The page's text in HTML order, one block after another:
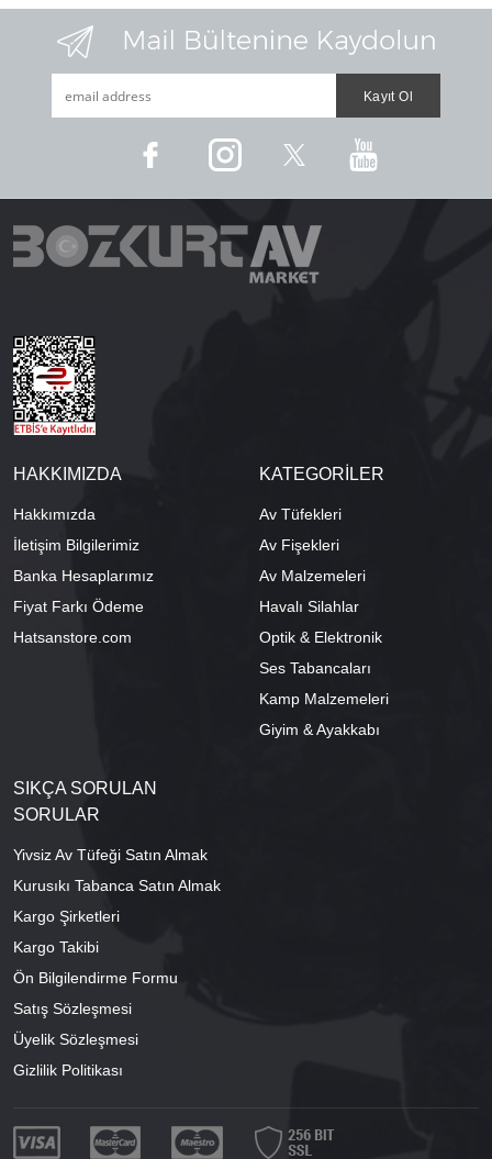
HAKKIMIZDA
Hakkımızda
İletişim Bilgilerimiz
Banka Hesaplarımız
Fiyat Farkı Ödeme
Hatsanstore.com
KATEGORİLER
Av Tüfekleri
Av Fişekleri
Av Malzemeleri
Havalı Silahlar
Optik & Elektronik
Ses Tabancaları
Kamp Malzemeleri
Giyim & Ayakkabı
SIKÇA SORULAN
SORULAR
Yivsiz Av Tüfeği Satın Almak
Kurusıkı Tabanca Satın Almak
Kargo Şirketleri
Kargo Takibi
Ön Bilgilendirme Formu
Satış Sözleşmesi
Üyelik Sözleşmesi
Gizlilik Politikası